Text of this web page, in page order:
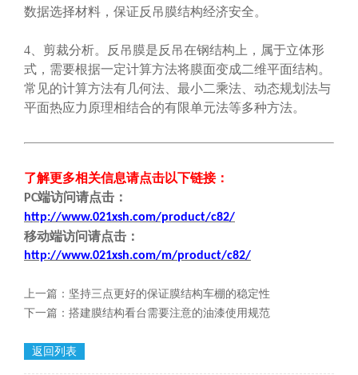
数据选择材料，保证反吊膜结构经济安全。
4、剪裁分析。反吊膜是反吊在钢结构上，属于立体形
式，需要根据一定计算方法将膜面变成二维平面结构。
常见的计算方法有几何法、最小二乘法、动态规划法与
平面热应力原理相结合的有限单元法等多种方法。
了解更多相关信息请点击以下链接：
PC端访问请点击 ：
http://www.021xsh.com/product/c82/
移动端访问请点击 ：
http://www.021xsh.com/m/product/c82/
上一篇： 坚持三点更好的保证膜结构车棚的稳定性
下一篇： 搭建膜结构看台需要注意的油漆使用规范
返回列表